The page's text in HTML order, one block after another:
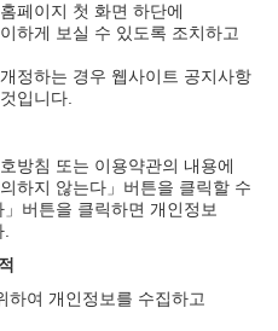
페이지 첫 화면 하단에
하게 보실 수 있도록 조치하고
정하는 경우 웹사이트 공지사항
입니다.
방침 또는 이용약관의 내용에
하지 않는다」버튼을 클릭할 수
버튼을 클릭하면 개인정보
하여 개인정보를 수집하고